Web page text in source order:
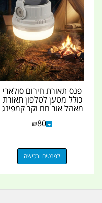
פנס תאורת חירום סולארי
כולל מטען לטלפון תאורת
מאהל אור חם וקר קמפינג
₪80
לפרטים ורכישה